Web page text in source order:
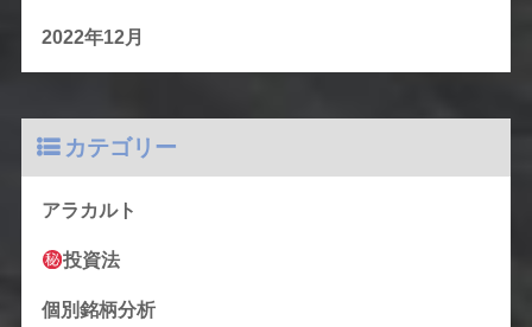
2022年12月
カテゴリー
アラカルト
投資法
個別銘柄分析